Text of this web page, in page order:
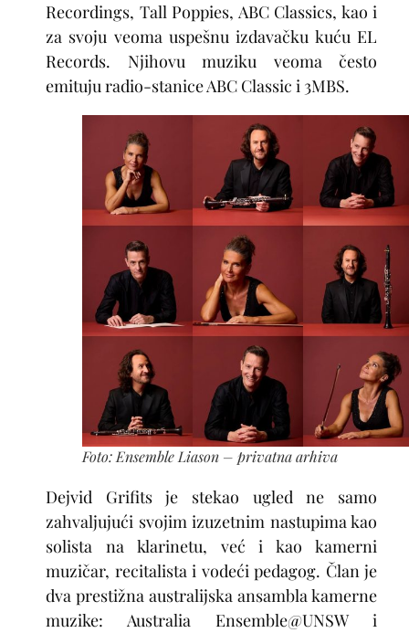
Recordings, Tall Poppies, ABC Classics, kao i
za svoju veoma uspešnu izdavačku kuću EL
Records. Njihovu muziku veoma često
emituju radio-stanice ABC Classic i 3MBS.
Foto: Ensemble Liason – privatna arhiva
Dejvid Grifitsje stekao ugled ne samo
zahvaljujući svojim izuzetnim nastupima kao
solista na klarinetu, već i kao kamerni
muzičar, recitalista i vodeći pedagog. Član je
dva prestižna australijska ansambla kamerne
muzike: Australia Ensemble@UNSW i